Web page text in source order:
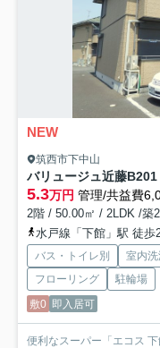
NEW
筑西市下中山
バリュージュ近藤B201
5.3万円 管理/共益費
2階 / 50.00㎡ / 2LDK /築
水戸線「下館」駅 徒歩
バス・トイレ別 室内
フローリング
駐輪場
敷0 即入居可
便利なスーパー「エコス